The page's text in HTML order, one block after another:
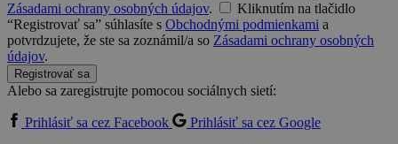
Zásadami ochrany osobných údajov.
Kliknutím na tlačidlo
“Registrovať sa” súhlasíte s Obchodnými podmienkami a
potvrdzujete, že ste sa zoznámil/a so Zásadami ochrany osobných
údajov.
Registrovať sa
Alebo sa zaregistrujte pomocou sociálnych sietí:
Prihlásiť sa cez Facebook
Prihlásiť sa cez Google